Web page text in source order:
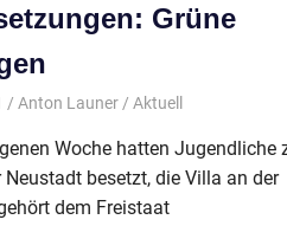
Grüne
Anton Launer Aktuell
Woche hatten Jugendliche
Neustadt besetzt, die Villa an der
dem Freistaat